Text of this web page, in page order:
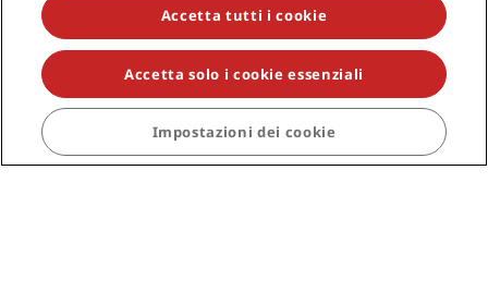
Note legali
Aiuto
Accetta tutti i cookie
Accetta solo i cookie essenziali
Impostazioni dei cookie